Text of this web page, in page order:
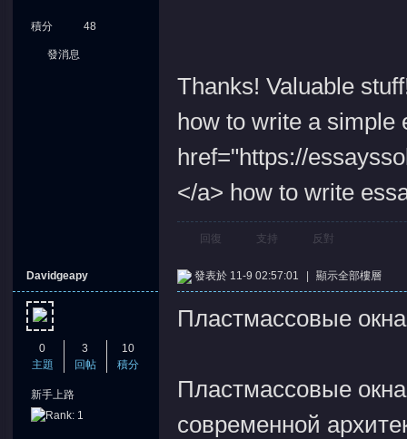
積分 48
發消息
Thanks! Valuable
how to write a simple
href="https://
</a> how to write
回復 支持 反對
Davidgeapy
0
主題
3
回帖
10
積分
新手上路
發表於 11-9 02:57:01 顯示全部樓層
Пластмассовые
Пластмассовые
современной